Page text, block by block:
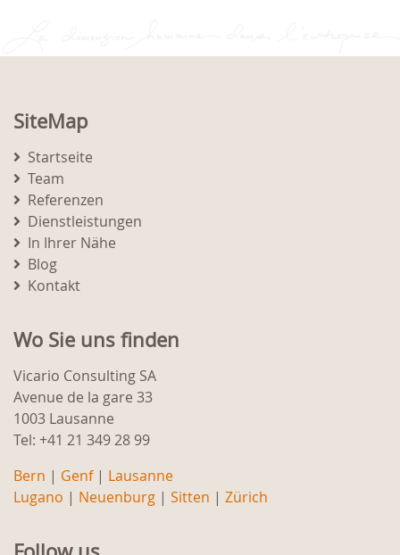
SiteMap
Startseite
Team
Referenzen
Dienstleistungen
In Ihrer Nähe
Blog
Kontakt
Wo Sie uns finden
Vicario Consulting SA
Avenue de la gare 33
1003 Lausanne
Tel: +41 21 349 28 99
Bern | Genf| Lausanne
Lugano | Neuenburg | Sitten | Zürich